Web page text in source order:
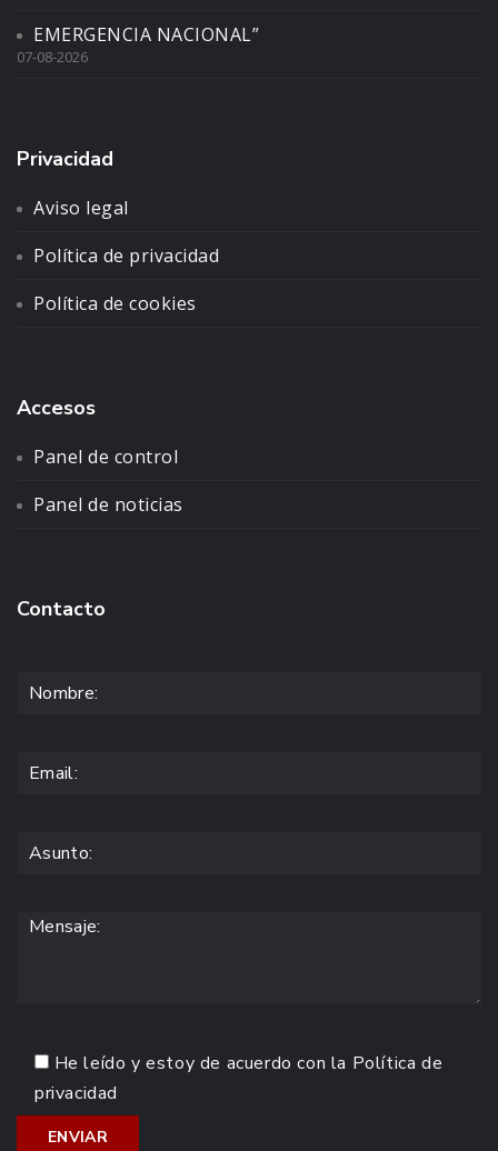
EMERGENCIA NACIONAL”
07-08-2026
Privacidad
Aviso legal
Política de privacidad
Política de cookies
Accesos
Panel de control
Panel de noticias
Contacto
He leído y estoy de acuerdo con la Política de
privacidad